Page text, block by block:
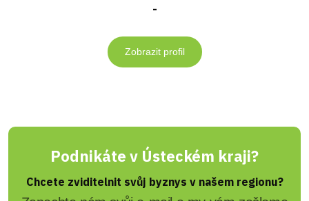
-
Zobrazit profil
Podnikáte v Ústeckém kraji?
Chcete zviditelnit svůj byznys v našem regionu?